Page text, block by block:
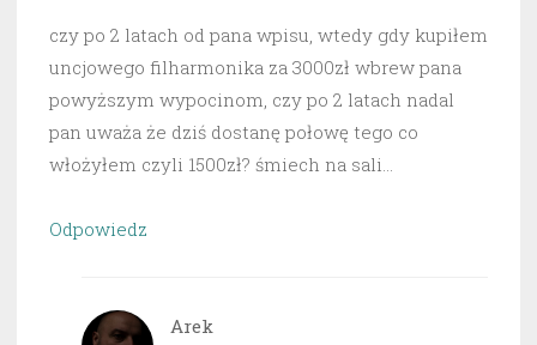
czy po 2 latach od pana wpisu, wtedy gdy kupiłem
uncjowego filharmonika za 3000zł wbrew pana
powyższym wypocinom, czy po 2 latach nadal
pan uważa że dziś dostanę połowę tego co
włożyłem czyli 1500zł? śmiech na sali…
Odpowiedz
Arek